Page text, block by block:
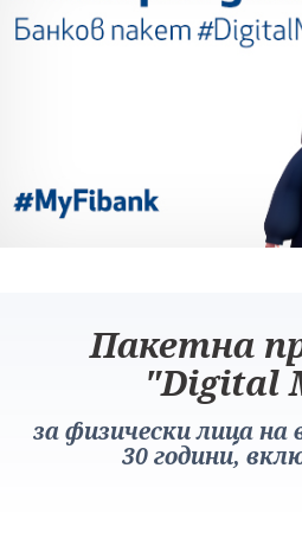
Пакетна
"Digital
за физически лица на
30 години,